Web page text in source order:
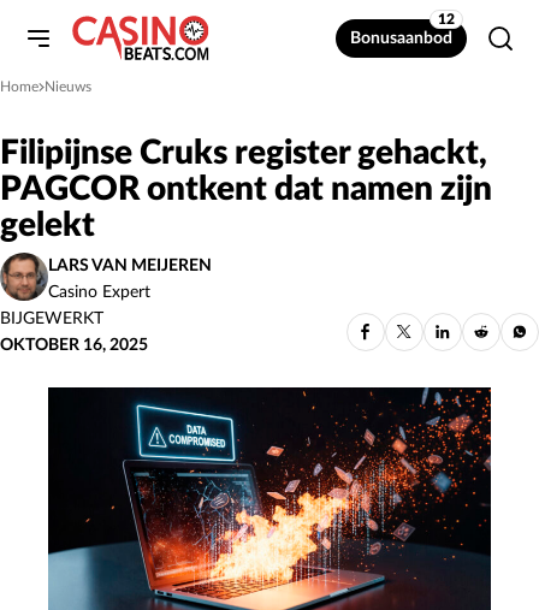
Bonusaanbod
12
Home
»Nieuws
Filipijnse Cruks register gehackt,
PAGCOR ontkent dat namen zijn
gelekt
LARS VAN MEIJEREN
Casino Expert
BIJGEWERKT
OKTOBER 16, 2025